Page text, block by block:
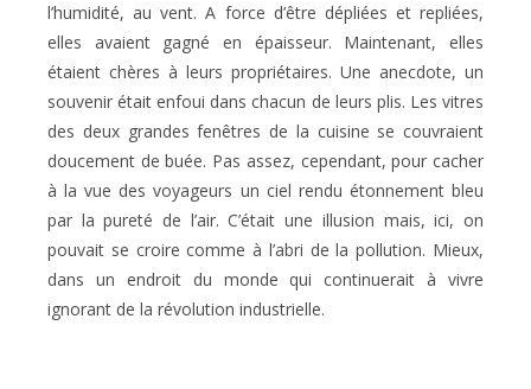
l’humidité, au vent. A force d’être dépliées et repliées,
elles avaient gagné en épaisseur. Maintenant, elles
étaient chères à leurs propriétaires. Une anecdote, un
souvenir était enfoui dans chacun de leurs plis. Les vitres
des deux grandes fenêtres de la cuisine se couvraient
doucement de buée. Pas assez, cependant, pour cacher
à la vue des voyageurs un ciel rendu étonnement bleu
par la pureté de l’air. C’était une illusion mais, ici, on
pouvait se croire comme à l’abri de la pollution. Mieux,
dans un endroit du monde qui continuerait à vivre
ignorant de la révolution industrielle.